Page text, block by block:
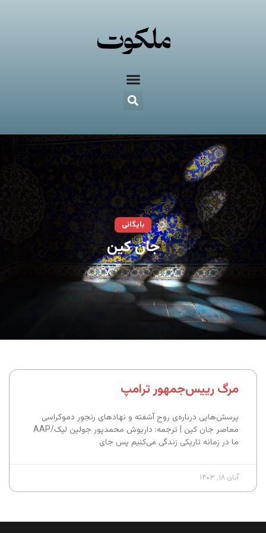
بایگانی
جان کین
مرگ رییس‌جمهور ترامپ
پرسش‌هایی درباره‌‌ی روح آشفته و نهادهای رنجور دموکراسی
معاصر جان کین | ترجمه: داریوش محمدپور جولین لیک/AAP
ما در زمانه‌ تاریکی زندگی می‌کنیم پس جای
آبان ۱۸, ۱۴۰۳